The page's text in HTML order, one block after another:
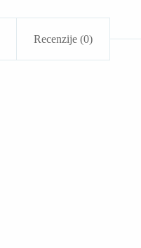
Recenzije (0)